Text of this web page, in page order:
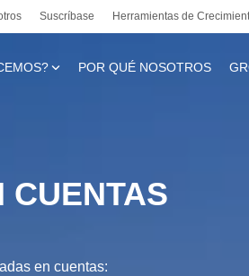
Suscríbase Herramientas de
POR QUÉ NOSOTROS
CUENTAS
en cuentas: